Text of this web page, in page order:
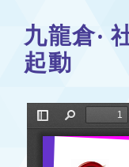
九龍倉‧
起動